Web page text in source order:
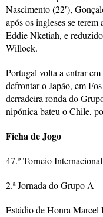
Nascimento (22′),
após os ingleses se
Eddie Nketiah, e
Willock.
Portugal volta a entrar
defrontar o Japão, em
derradeira ronda do
nipónica bateu o Chile,
Ficha de Jogo
47.º Torneio
2.ª Jornada do Grupo A
Estádio de Honra Marcel